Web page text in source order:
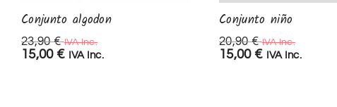
Conjunto algodon
23,90€ IVA Inc.
15,00 € IVA Inc.
Conjunto niño
20,90€ IVA Inc.
15,00 € IVA Inc.